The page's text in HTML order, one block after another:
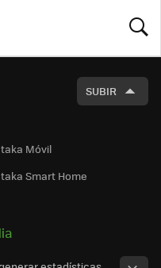
SUBIR
Móvil
Smart Home